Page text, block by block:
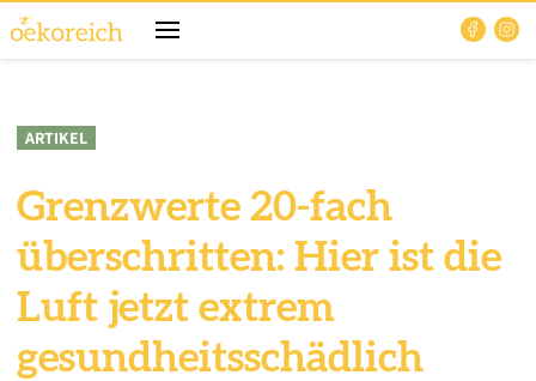
ARTIKEL
Grenzwerte 20-fach
überschritten: Hier ist die
Luft jetzt extrem
gesundheitsschädlich